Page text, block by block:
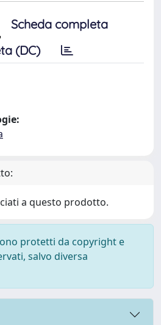
Scheda completa
(DC)
a questo prodotto.
protetti da copyright e
salvo diversa